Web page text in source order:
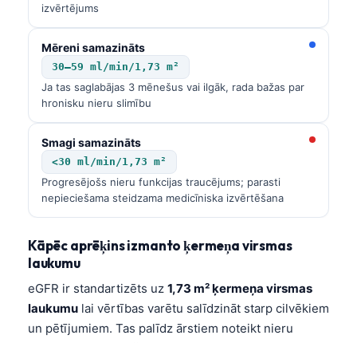
izvērtējums
Mēreni samazināts
30–59 ml/min/1,73 m²
Ja tas saglabājas 3 mēnešus vai ilgāk, rada bažas par
hronisku nieru slimību
Smagi samazināts
<30 ml/min/1,73 m²
Progresējošs nieru funkcijas traucējums; parasti
nepieciešama steidzama medicīniska izvērtēšana
Kāpēc aprēķins izmanto ķermeņa virsmas
laukumu
eGFR ir standartizēts uz 1,73 m² ķermeņa virsmas
laukumu lai vērtības varētu salīdzināt starp cilvēkiem
un pētījumiem. Tas palīdz ārstiem noteikt nieru